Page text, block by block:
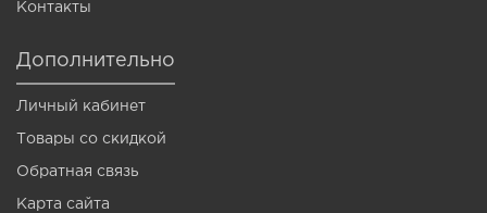
Контакты
Дополнительно
Личный кабинет
Товары со скидкой
Обратная связь
Карта сайта